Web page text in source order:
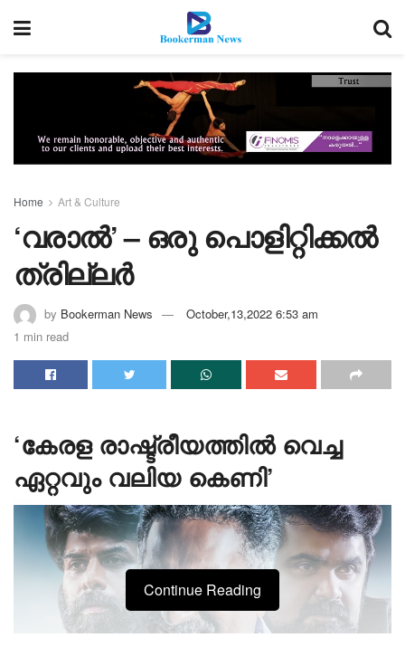
Home Art & Culture
‘വരാൽ’ – ഒരു പൊളിറ്റിക്കൽ
ത്രില്ലർ
by Bookerman News
October,13,2022 6:53 am
1 min read
‘കേരള രാഷ്ട്രീയത്തിൽ വെച്ച
ഏറ്റവും വലിയ കെണി’
Continue Reading